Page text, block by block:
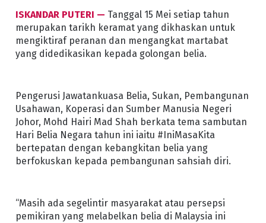
ISKANDAR PUTERI — Tanggal 15 Mei setiap tahun
merupakan tarikh keramat yang dikhaskan untuk
mengiktiraf peranan dan mengangkat martabat
yang didedikasikan kepada golongan belia.
Pengerusi Jawatankuasa Belia, Sukan, Pembangunan
Usahawan, Koperasi dan Sumber Manusia Negeri
Johor, Mohd Hairi Mad Shah berkata tema sambutan
Hari Belia Negara tahun ini iaitu #IniMasaKita
bertepatan dengan kebangkitan belia yang
berfokuskan kepada pembangunan sahsiah diri.
“Masih ada segelintir masyarakat atau persepsi
pemikiran yang melabelkan belia di Malaysia ini